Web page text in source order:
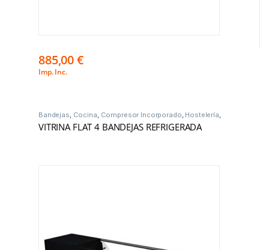
885,00€
Imp. Inc.
Bandejas, Cocina, Compresor Incorporado, Hostelería,
Vitrinas Frío
VITRINA FLAT 4 BANDEJAS REFRIGERADA